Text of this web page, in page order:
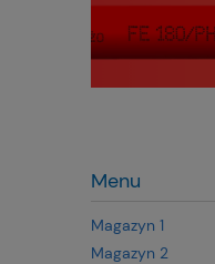
Menu
Magazyn 1
Magazyn 2